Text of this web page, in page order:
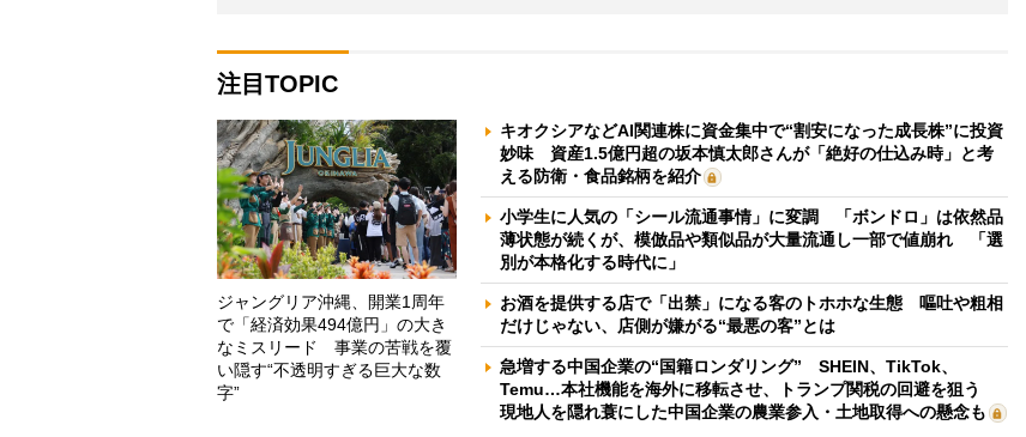
注目TOPIC
ジャングリア沖縄、開業1周年
で「経済効果494億円」の大き
なミスリード 事業の苦戦を覆
い隠す“不透明すぎる巨大な数
字”
キオクシアなどAI関連株に資金集中で“割安になった成長株”に投資
妙味 資産1.5億円超の坂本慎太郎さんが「絶好の仕込み時」と考
える防衛・食品銘柄を紹介
小学生に人気の「シール流通事情」に変調 「ボンドロ」は依然品
薄状態が続くが、模倣品や類似品が大量流通し一部で値崩れ 「選
別が本格化する時代に」
お酒を提供する店で「出禁」になる客のトホホな生態 嘔吐や粗相
だけじゃない、店側が嫌がる“最悪の客”とは
急増する中国企業の“国籍ロンダリング” SHEIN、TikTok、
Temu…本社機能を海外に移転させ、トランプ関税の回避を狙う
現地人を隠れ蓑にした中国企業の農業参入・土地取得への懸念も